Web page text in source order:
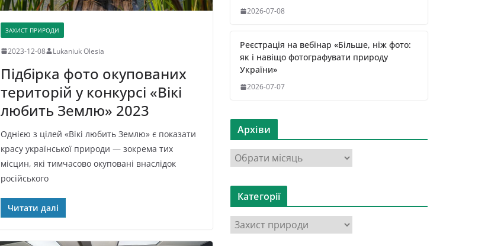
ЗАХИСТ ПРИРОДИ
2023-12-08 Lukaniuk Olesia
Підбірка фото окупованих
територій у конкурсі «Вікі
любить Землю» 2023
Однією з цілей «Вікі любить Землю» є показати
красу української природи — зокрема тих
місцин, які тимчасово окуповані внаслідок
російського
Читати далі
2026-07-08
Реєстрація на вебінар «Більше, ніж фото:
як і навіщо фотографувати природу
України»
2026-07-07
Архіви
р
х
в
и
Категорії
а